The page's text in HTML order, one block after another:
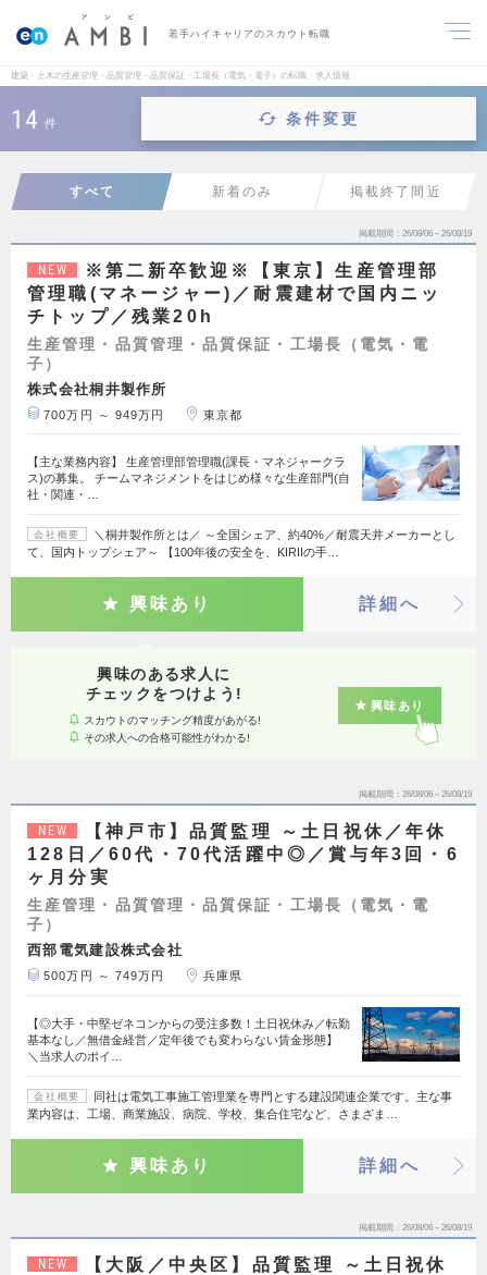
若手ハイキャリアのスカウト転職
建築・土木の生産管理・品質管理・品質保証・工場長（電気・電子）の転職・求人情報
14 件 条件変更
すべて 新着のみ 掲載終了間近
掲載期間 26/08/06～26/08/19
NEW
※第二新卒歓迎※【東京】生産管理部
管理職(マネージャー)／耐震建材で国内ニッ
チトップ／残業20h
生産管理・品質管理・品質保証・工場長（電気・電
子）
株式会社桐井製作所
700万円 ～ 949万円 東京都
【主な業務内容】 生産管理部管理職(課長・マネジャークラ
ス)の募集。 チームマネジメントをはじめ様々な生産部門(自
社・関連・…
会社概要
＼桐井製作所とは／ ～全国シェア、約40%／耐震天井メーカーとし
て、国内トップシェア～ 【100年後の安全を、KIRIIの手…
興味あり 詳細へ
興味のある求人に
チェックをつけよう!
スカウトのマッチング精度があがる!
その求人への合格可能性がわかる!
興味あり
掲載期間 26/08/06～26/08/19
NEW
【神戸市】品質監理 ～土日祝休／年休
128日／60代・70代活躍中◎／賞与年3回・6
ヶ月分実
生産管理・品質管理・品質保証・工場長（電気・電
子）
西部電気建設株式会社
500万円 ～ 749万円 兵庫県
【◎大手・中堅ゼネコンからの受注多数！土日祝休み／転勤
基本なし／無借金経営／定年後でも変わらない賃金形態】
＼当求人のポイ…
会社概要
同社は電気工事施工管理業を専門とする建設関連企業です。主な事
業内容は、工場、商業施設、病院、学校、集合住宅など、さまざま…
興味あり 詳細へ
掲載期間 26/08/06～26/08/19
NEW
【大阪／中央区】品質監理 ～土日祝休